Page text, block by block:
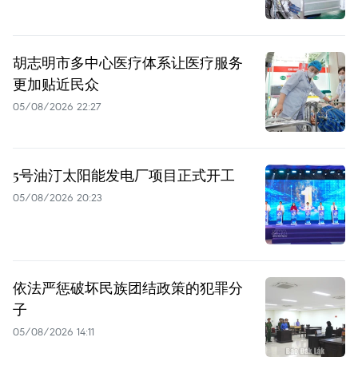
胡志明市多中心医疗体系让医疗服务
更加贴近民众
05/08/2026 22:27
5号油汀太阳能发电厂项目正式开工
05/08/2026 20:23
依法严惩破坏民族团结政策的犯罪分
子
05/08/2026 14:11